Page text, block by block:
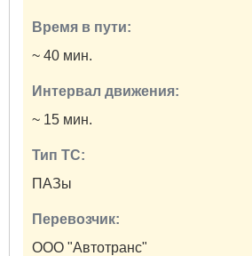
Время в пути:
~ 40 мин.
Интервал движения:
~ 15 мин.
Тип ТС:
ПАЗы
Перевозчик:
ООО "Автотранс"